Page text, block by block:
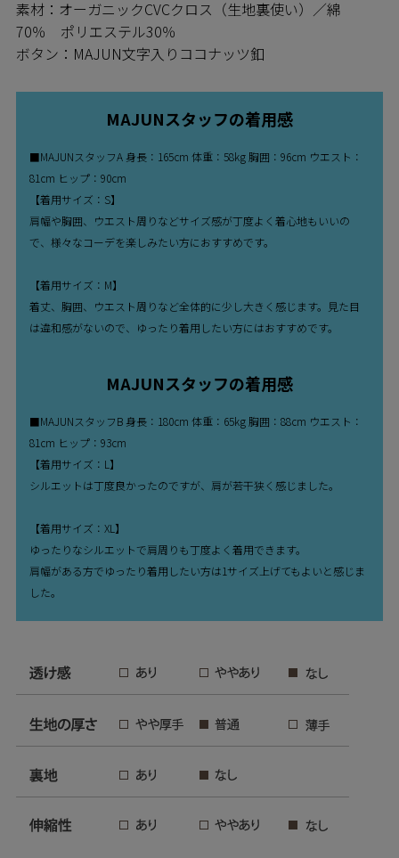
素材：オーガニックCVCクロス（生地裏使い）／綿
70％ ポリエステル30％
ボタン：MAJUN文字入りココナッツ釦
MAJUNスタッフの着用感
■MAJUNスタッフA 身長：165cm 体重：58kg 胸囲：96cm ウエスト：
81cm ヒップ：90cm
【着用サイズ：S】
肩幅や胸囲、ウエスト周りなどサイズ感が丁度よく着心地もいいの
で、様々なコーデを楽しみたい方におすすめです。
【着用サイズ：M】
着丈、胸囲、ウエスト周りなど全体的に少し大きく感じます。見た目
は違和感がないので、ゆったり着用したい方にはおすすめです。
MAJUNスタッフの着用感
■MAJUNスタッフB 身長：180cm 体重：65kg 胸囲：88cm ウエスト：
81cm ヒップ：93cm
【着用サイズ：L】
シルエットは丁度良かったのですが、肩が若干狭く感じました。
【着用サイズ：XL】
ゆったりなシルエットで肩周りも丁度よく着用できます。
肩幅がある方でゆったり着用したい方は1サイズ上げてもよいと感じま
した。